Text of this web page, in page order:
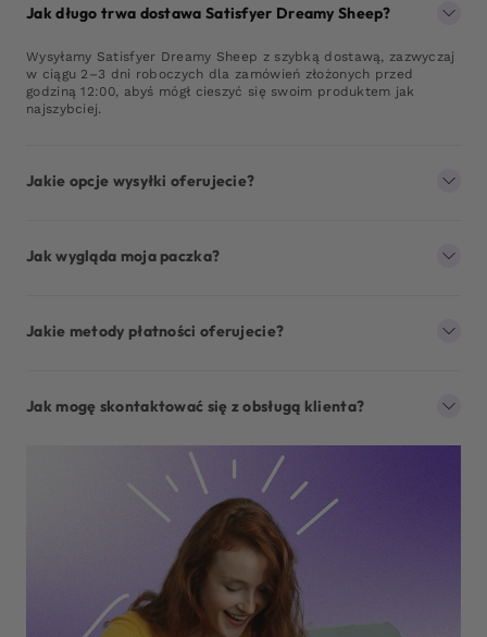
Jak długo trwa dostawa Satisfyer Dreamy Sheep?
Wysyłamy Satisfyer Dreamy Sheep z szybką dostawą, zazwyczaj
w ciągu 2–3 dni roboczych dla zamówień złożonych przed
godziną 12:00, abyś mógł cieszyć się swoim produktem jak
najszybciej.
Jakie opcje wysyłki oferujecie?
Jak wygląda moja paczka?
Jakie metody płatności oferujecie?
Jak mogę skontaktować się z obsługą klienta?